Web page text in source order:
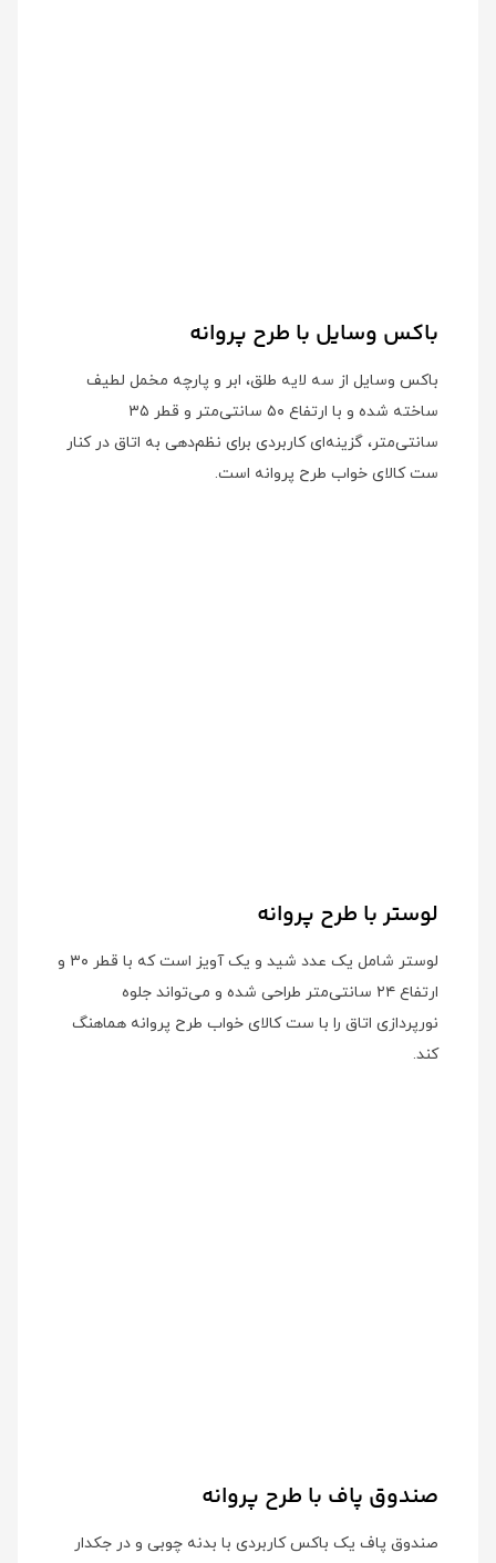
باکس وسایل با طرح پروانه
باکس وسایل از سه لایه طلق، ابر و پارچه مخمل لطیف
ساخته شده و با ارتفاع ۵۰ سانتی‌متر و قطر ۳۵
سانتی‌متر، گزینه‌ای کاربردی برای نظم‌دهی به اتاق در کنار
ست کالای خواب طرح پروانه است.
لوستر با طرح پروانه
لوستر شامل یک عدد شید و یک آویز است که با قطر ۳۰ و
ارتفاع ۲۴ سانتی‌متر طراحی شده و می‌تواند جلوه
نورپردازی اتاق را با ست کالای خواب طرح پروانه هماهنگ
کند.
صندوق پاف با طرح پروانه
صندوق پاف یک باکس کاربردی با بدنه چوبی و در جکدار